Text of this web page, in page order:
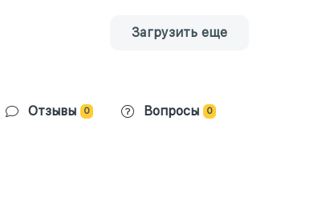
Загрузить еще
Отзывы 0 Вопросы 0